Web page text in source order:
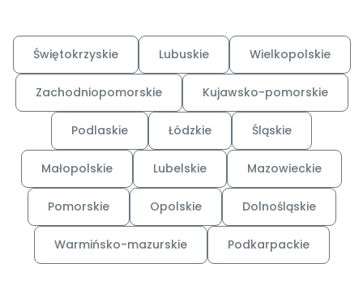
Świętokrzyskie Lubuskie Wielkopolskie
Zachodniopomorskie Kujawsko-pomorskie
Podlaskie Łódzkie Śląskie
Małopolskie Lubelskie Mazowieckie
Pomorskie Opolskie Dolnośląskie
Warmińsko-mazurskie Podkarpackie